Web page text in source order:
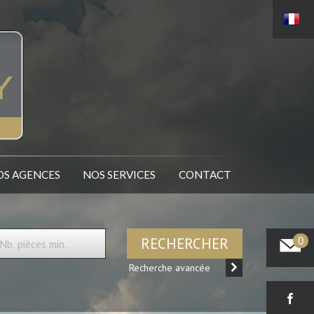
AGENCES NOS SERVICES CONTACT
0
RECHERCHER
Recherche avancée